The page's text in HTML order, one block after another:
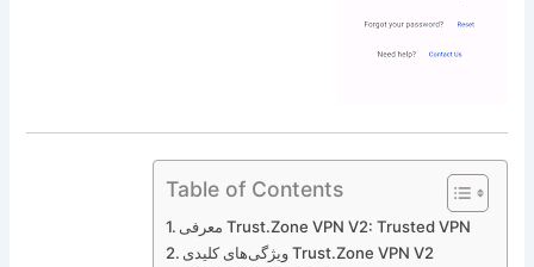
Table of Contents
معرفی Trust.Zone VPN V2: Trusted VPN
ویژگی‌های کلیدی Trust.Zone VPN V2